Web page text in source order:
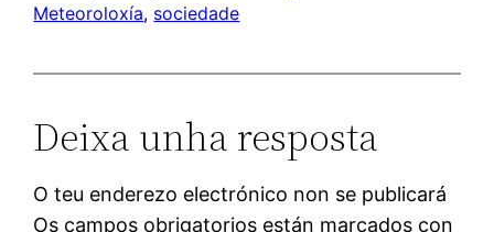
Meteoroloxía, sociedade
Deixa unha resposta
O teu enderezo electrónico non se publicará
Os campos obrigatorios están marcados con